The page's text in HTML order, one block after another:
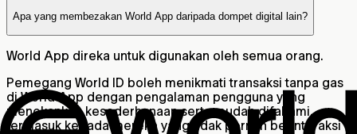
Apa yang membezakan World App daripada dompet digital lain?
World App direka untuk digunakan oleh semua orang.
Pemegang World ID boleh menikmati transaksi tanpa gas
di World App dengan pengalaman pengguna yang
menekankan kesederhanaan serta mudah difahami,
termasuk kepada mereka yang tidak pernah berinteraksi